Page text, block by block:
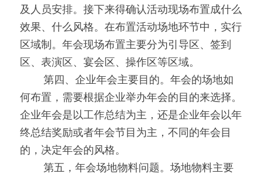
及人员安排。接下来得确认活动现场布置成什么
效果、什么风格。在布置活动场地环节中，实行
区域制。年会现场布置主要分为引导区、签到
区、表演区、宴会区、操作区等区域。
第四、企业年会主要目的。年会的场地如
何布置，需要根据企业举办年会的目的来选择。
企业年会是以工作总结为主，还是企业年会以年
终总结奖励或者年会节目为主，不同的年会目
的，决定年会的风格。
第五，年会场地物料问题。场地物料主要